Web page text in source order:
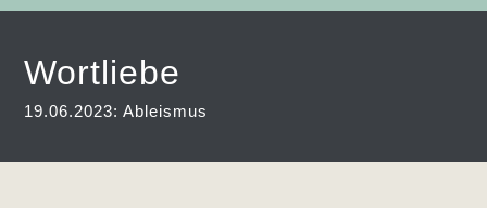
Wortliebe
19.06.2023: Ableismus